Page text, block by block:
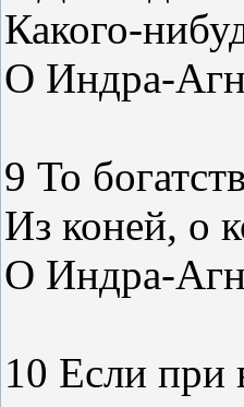
Какого-
О Индра-
9 То
Из коней, о
О Индра-
10 Если при